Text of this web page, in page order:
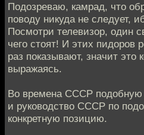
Подозреваю, камрад, что
поводу никуда не следует,
Посмотри телевизор, один
чего стоят! И этих пидоров
раз показывают, значит это
выражаясь.
Во времена СССР подобную
и руководство СССР по
конкретную позицию.